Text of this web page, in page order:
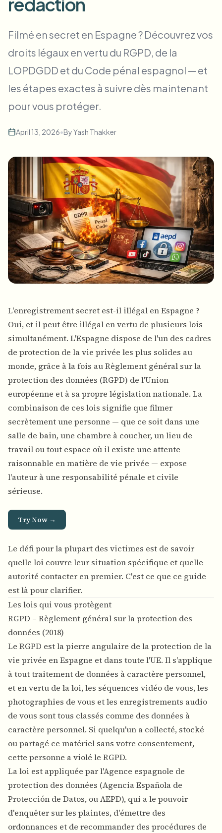
Intelligence vidéo
Traitez plusieurs vidéos en une fois
Flou facial en masse
Flouter n'importe quoi
Zones, politiques et révision d'entreprise
API & SDK
Automatiser les téléchargements, tâches et webhooks
Formulaire de contact
Suppression d'arrière-plan en masse
Filmé en secret en Espagne ? Découvrez vos
droits légaux en vertu du RGPD, de la
LOPDGDD et du Code pénal espagnol — et
les étapes exactes à suivre dès maintenant
pour vous protéger.
April 13, 2026•ByYash Thakker
L'enregistrement secret est-il illégal en Espagne ?
Oui, et il peut être illégal en vertu de plusieurs lois
simultanément. L'Espagne dispose de l'un des cadres
de protection de la vie privée les plus solides au
monde, grâce à la fois au Règlement général sur la
protection des données (RGPD) de l'Union
européenne et à sa propre législation nationale. La
combinaison de ces lois signifie que filmer
secrètement une personne — que ce soit dans une
salle de bain, une chambre à coucher, un lieu de
travail ou tout espace où il existe une attente
raisonnable en matière de vie privée — expose
l'auteur à une responsabilité pénale et civile
sérieuse.
Try Now →
Le défi pour la plupart des victimes est de savoir
quelle loi couvre leur situation spécifique et quelle
autorité contacter en premier. C'est ce que ce guide
est là pour clarifier.
Les lois qui vous protègent
RGPD – Règlement général sur la protection des
données (2018)
Le RGPD est la pierre angulaire de la protection de la
vie privée en Espagne et dans toute l'UE. Il s'applique
à tout traitement de données à caractère personnel,
et en vertu de la loi, les séquences vidéo de vous, les
photographies de vous et les enregistrements audio
de vous sont tous classés comme des données à
caractère personnel. Si quelqu'un a collecté, stocké
ou partagé ce matériel sans votre consentement,
cette personne a violé le RGPD.
La loi est appliquée par l'Agence espagnole de
protection des données (Agencia Española de
Protección de Datos, ou AEPD), qui a le pouvoir
d'enquêter sur les plaintes, d'émettre des
ordonnances et de recommander des procédures de